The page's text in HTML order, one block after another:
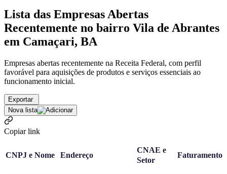
Lista das Empresas Abertas
Recentemente no bairro Vila de Abrantes
em Camaçari, BA
Empresas abertas recentemente na Receita Federal, com perfil
favorável para aquisições de produtos e serviços essenciais ao
funcionamento inicial.
Exportar
Nova lista
Copiar link
CNPJ e Nome Endereço
CNAE e
Setor
Faturamento